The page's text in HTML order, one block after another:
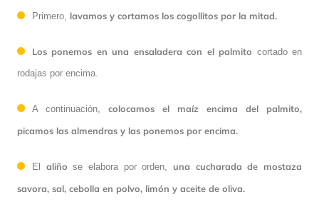
Primero, lavamos y cortamos los cogollitos por la mitad.
Los ponemos en una ensaladera con el palmito cortado en
rodajas por encima.
A continuación, colocamos el maíz encima del palmito,
picamos las almendras y las ponemos por encima.
El aliño se elabora por orden, una cucharada de mostaza
savora, sal, cebolla en polvo, limón y aceite de oliva.